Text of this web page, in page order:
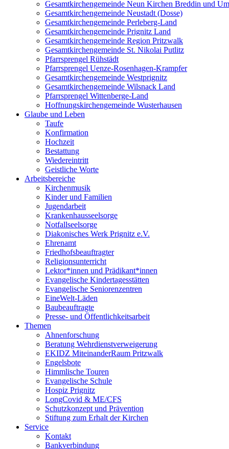
Gesamtkirchengemeinde Neun Kirchen Breddin und
Gesamtkirchengemeinde Neustadt (Dosse)
Gesamtkirchengemeinde Perleberg-Land
Gesamtkirchengemeinde Prignitz Land
Gesamtkirchengemeinde Region Pritzwalk
Gesamtkirchengemeinde St. Nikolai Putlitz
Pfarrsprengel Rühstädt
Pfarrsprengel Uenze-Rosenhagen-Krampfer
Gesamtkirchengemeinde Westprignitz
Gesamtkirchengemeinde Wilsnack Land
Pfarrsprengel Wittenberge-Land
Hoffnungskirchengemeinde Wusterhausen
Glaube und Leben
Taufe
Konfirmation
Hochzeit
Bestattung
Wiedereintritt
Geistliche Worte
Arbeitsbereiche
Kirchenmusik
Kinder und Familien
Jugendarbeit
Krankenhausseelsorge
Notfallseelsorge
Diakonisches Werk Prignitz e.V.
Ehrenamt
Friedhofsbeauftragter
Religionsunterricht
Lektor*innen und Prädikant*innen
Evangelische Kindertagesstätten
Evangelische Seniorenzentren
EineWelt-Läden
Baubeauftragte
Presse- und Öffentlichkeitsarbeit
Themen
Ahnenforschung
Beratung Wehrdienstverweigerung
EKIDZ MiteinanderRaum Pritzwalk
Engelsbote
Himmlische Touren
Evangelische Schule
Hospiz Prignitz
LongCovid & ME/CFS
Schutzkonzept und Prävention
Stiftung zum Erhalt der Kirchen
Service
Kontakt
Bankverbindung